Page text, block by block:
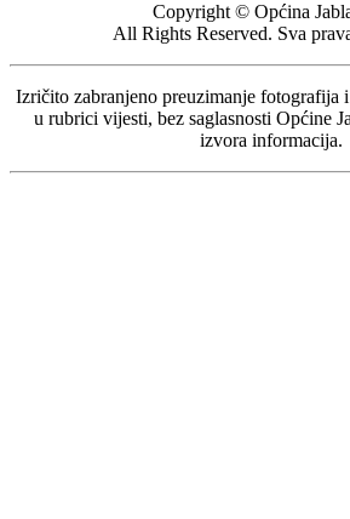
Copyright © Općina
All Rights Reserved. Sva
Izričito zabranjeno preuzimanje fotografija
u rubrici vijesti, bez saglasnosti Općine
izvora informacija.